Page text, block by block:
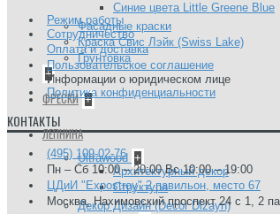
Синие цвета Little Greene Blue
Фасадные краски
Краска Свис Лэйк (Swiss Lake)
Грунтовка
+
ФРЕСКИ +
ЛЕПНИНА
Ultrawood +
Архитектурный декор
Структура
Декор Дизайн (Decor Dizayn)
Режим работы
Сотрудничество
Оплата и доставка
Пользовательское соглашение
Информации о юридическом лице
Политика конфиденциальности
КОНТАКТЫ
(495) 109-02-76
Пн – Сб 10:00 – 20:00 Вс 10:00 – 19:00
ЦДиИ "Expostroy" 2 павильон, место 67
Москва, Нахимовский проспект 24 с 1, 2